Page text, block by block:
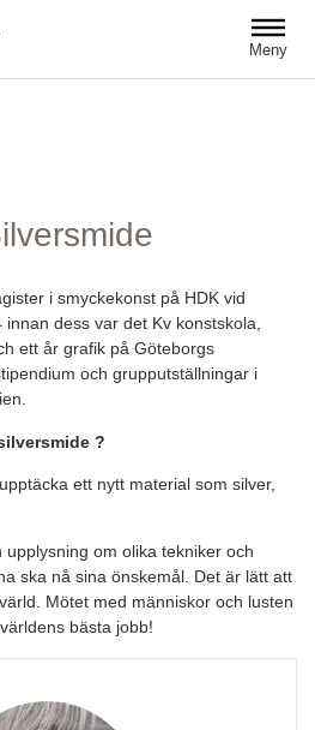
Meny
i smyckekonst på HDK vid
dess var det Kv konstskola,
ett år grafik på Göteborgs
och grupputställningar i
?
ett nytt material som silver,
om olika tekniker och
ska nå sina önskemål. Det är lätt att
Mötet med människor och lusten
bästa jobb!